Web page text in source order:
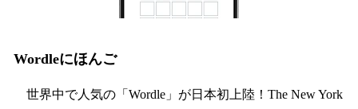
Wordleにほんご
世界中で人気の「Wordle」が日本初上陸！The New York